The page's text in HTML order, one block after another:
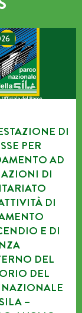
DELL’ENTE
DI
DI
PER
AD
DI
DI
E DI
DEL
DEL
NAZIONALE
–